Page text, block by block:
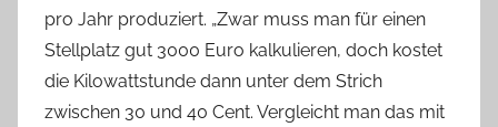
pro Jahr produziert. „Zwar muss man für einen
Stellplatz gut 3000 Euro kalkulieren, doch kostet
die Kilowattstunde dann unter dem Strich
zwischen 30 und 40 Cent. Vergleicht man das mit